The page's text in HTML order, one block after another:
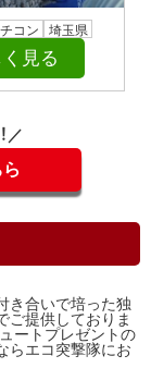
コン 埼玉県
見る
／
き合いで培った独
ご提供しておりま
ートプレゼントの
らエコ突撃隊にお